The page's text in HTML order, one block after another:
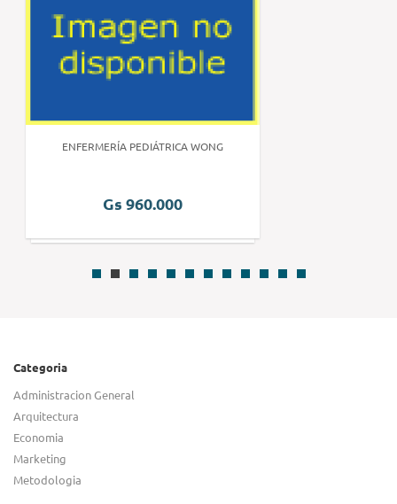
ENFERMERÍA PEDIÁTRICA WONG
Gs 960.000
Categoria
Administracion General
Arquitectura
Economia
Marketing
Metodologia